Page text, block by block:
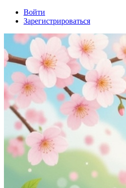
Войти
Зарегистрироваться